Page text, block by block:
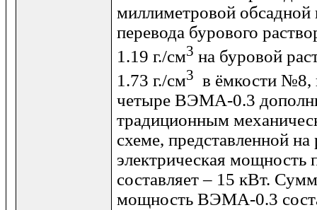
миллиметровой обсадной
перевода бурового
1.19 г./см3 на буровой
1.73 г./см3 в ёмкости №8,
четыре ВЭМА-0.3
традиционным
схеме, представленной
электрическая мощность
составляет – 15 кВт.
мощность ВЭМА-0.3